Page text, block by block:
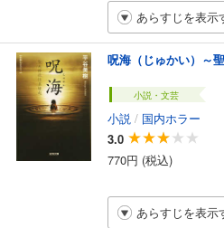
あらすじを表示
呪海（じゅかい）～
小説・文芸
小説 / 国内ホラー
3.0
770円 (税込)
あらすじを表示